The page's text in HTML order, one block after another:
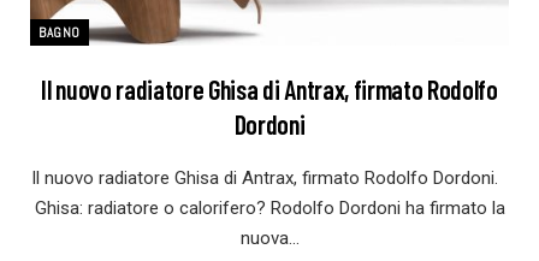
BAGNO
Il nuovo radiatore Ghisa di Antrax, firmato Rodolfo
Dordoni
Il nuovo radiatore Ghisa di Antrax, firmato Rodolfo Dordoni.
Ghisa: radiatore o calorifero? Rodolfo Dordoni ha firmato la
nuova…